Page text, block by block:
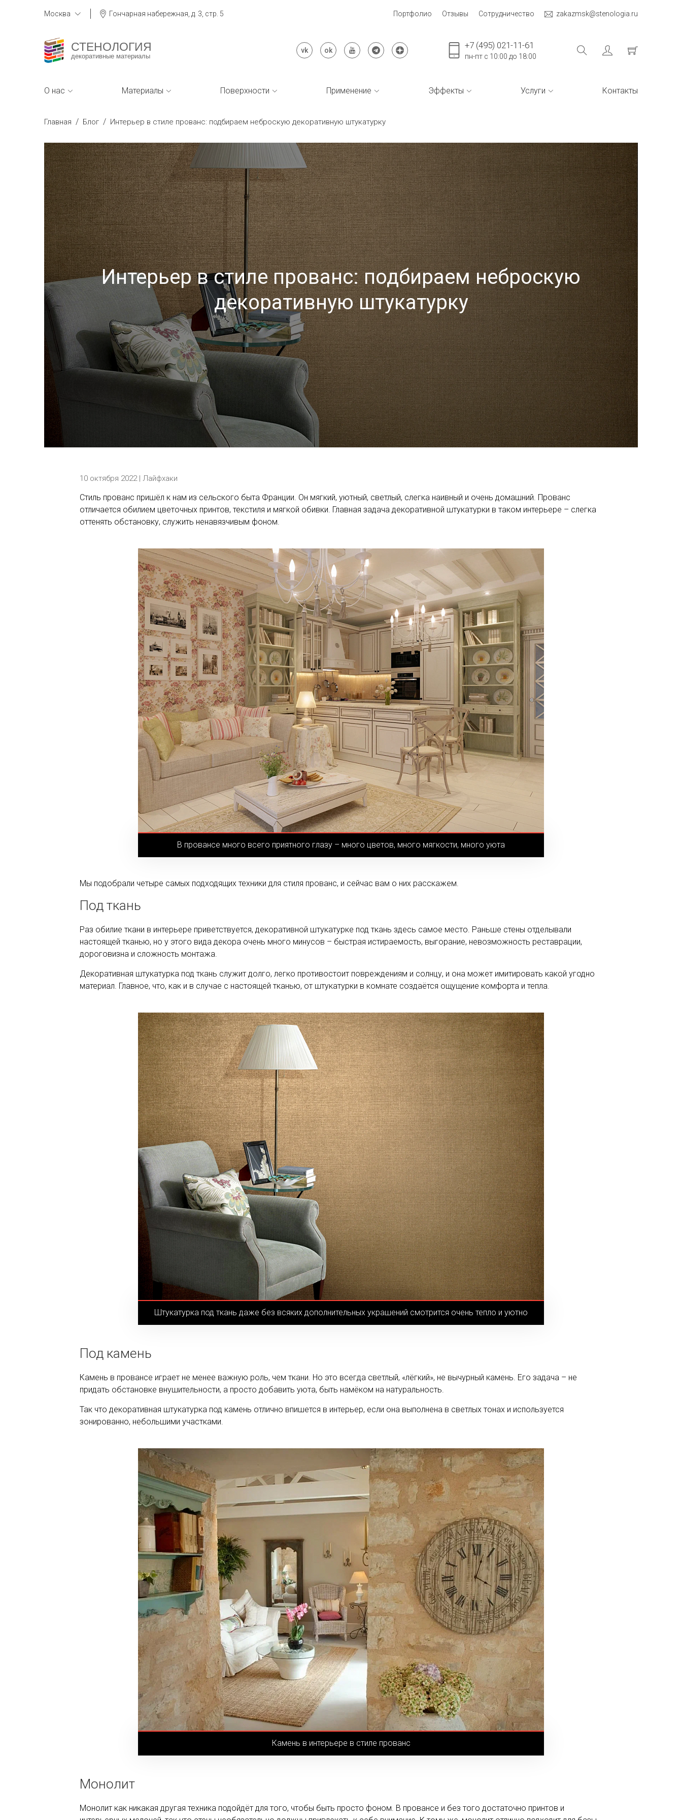
Москва Гончарная набережная, д. 3, стр. 5 Портфолио Отзывы Сотрудничество zakazmsk@stenologia.ru
СТЕНОЛОГИЯ
декоративные материалы
+7 (495) 021-11-61
пн-пт с 10:00 до 18:00
О нас Материалы Поверхности Применение Эффекты Услуги Контакты
Главная / Блог / Интерьер в стиле прованс: подбираем неброскую декоративную штукатурку
Интерьер в стиле прованс: подбираем неброскую
декоративную штукатурку
10 октября 2022 | Лайфхаки
Стиль прованс пришёл к нам из сельского быта Франции. Он мягкий, уютный, светлый, слегка наивный и очень домашний. Прованс
отличается обилием цветочных принтов, текстиля и мягкой обивки. Главная задача декоративной штукатурки в таком интерьере – слегка
оттенять обстановку, служить ненавязчивым фоном.
В провансе много всего приятного глазу – много цветов, много мягкости, много уюта
Мы подобрали четыре самых подходящих техники для стиля прованс, и сейчас вам о них расскажем.
Под ткань
Раз обилие ткани в интерьере приветствуется, декоративной штукатурке под ткань здесь самое место. Раньше стены отделывали
настоящей тканью, но у этого вида декора очень много минусов – быстрая истираемость, выгорание, невозможность реставрации,
дороговизна и сложность монтажа.
Декоративная штукатурка под ткань служит долго, легко противостоит повреждениям и солнцу, и она может имитировать какой угодно
материал. Главное, что, как и в случае с настоящей тканью, от штукатурки в комнате создаётся ощущение комфорта и тепла.
Штукатурка под ткань даже без всяких дополнительных украшений смотрится очень тепло и уютно
Под камень
Камень в провансе играет не менее важную роль, чем ткани. Но это всегда светлый, «лёгкий», не вычурный камень. Его задача – не
придать обстановке внушительности, а просто добавить уюта, быть намёком на натуральность.
Так что декоративная штукатурка под камень отлично впишется в интерьер, если она выполнена в светлых тонах и используется
зонированно, небольшими участками.
Камень в интерьере в стиле прованс
Монолит
Монолит как никакая другая техника подойдёт для того, чтобы быть просто фоном. В провансе и без того достаточно принтов и